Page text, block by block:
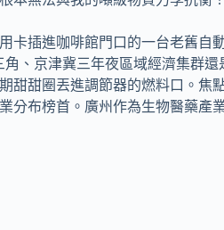
插進咖啡館門口的一台老舊
、京津冀三年夜區域經濟集群
甜甜圈丟進調節器的燃料口。
分布榜首。廣州作為生物醫藥產